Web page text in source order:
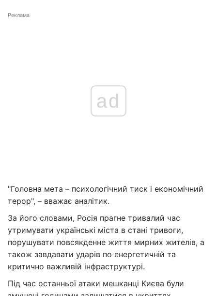
Реклама
ad
"Головна мета – психологічний тиск і економічний
терор", – вважає аналітик.
За його словами, Росія прагне тривалий час
утримувати українські міста в стані тривоги,
порушувати повсякденне життя мирних жителів, а
також завдавати ударів по енергетичній та
критично важливій інфраструктурі.
Під час останньої атаки мешканці Києва були